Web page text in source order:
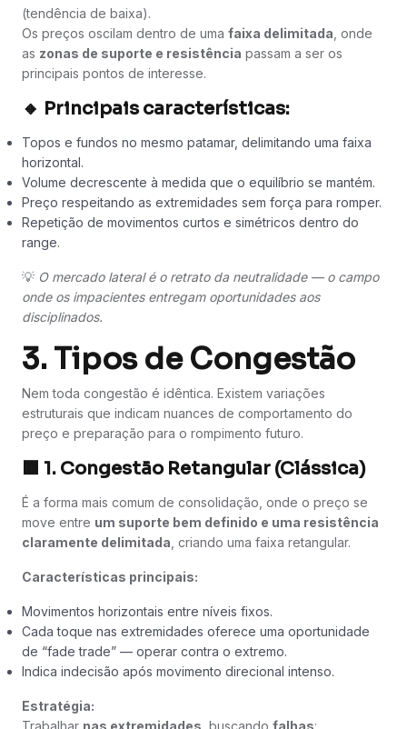
(tendência de baixa).
Os preços oscilam dentro de uma faixa delimitada , onde
as zonas de suporte e resistência passam a ser os
principais pontos de interesse.
🔸 Principais características:
Topos e fundos no mesmo patamar, delimitando uma faixa
horizontal.
Volume decrescente à medida que o equilíbrio se mantém.
Preço respeitando as extremidades sem força para romper.
Repetição de movimentos curtos e simétricos dentro do
range.
💡 O mercado lateral é o retrato da neutralidade — o campo
onde os impacientes entregam oportunidades aos
disciplinados.
3. Tipos de Congestão
Nem toda congestão é idêntica. Existem variações
estruturais que indicam nuances de comportamento do
preço e preparação para o rompimento futuro.
🟧 1. Congestão Retangular (Clássica)
É a forma mais comum de consolidação, onde o preço se
move entre um suporte bem definido e uma resistência
claramente delimitada , criando uma faixa retangular.
Características principais:
Movimentos horizontais entre níveis fixos.
Cada toque nas extremidades oferece uma oportunidade
de “fade trade” — operar contra o extremo.
Indica indecisão após movimento direcional intenso.
Estratégia:
Trabalhar nas extremidades , buscando falhas: